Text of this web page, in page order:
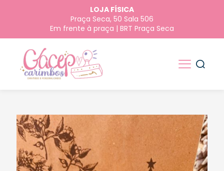
LOJA FÍSICA
Praça Seca, 50 Sala 506
Em frente à praça | BRT Praça Seca